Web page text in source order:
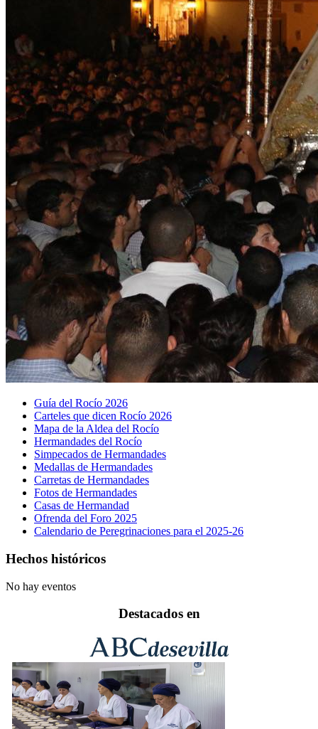
Guía del Rocío 2026
Carteles que dicen Rocío 2026
Mapa de la Aldea del Rocío
Hermandades del Rocío
Simpecados de Hermandades
Medallas de Hermandades
Carretas de Hermandades
Fotos de Hermandades
Casas de Hermandad
Ofrenda del Foro 2025
Calendario de Peregrinaciones para el 2025-26
Hechos históricos
No hay eventos
Destacados en